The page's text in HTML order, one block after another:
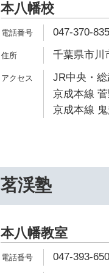
本八幡校
047-370-
千葉県市川
JR中央・
京成本線
京成本線
茗渓塾
本八幡教室
047-393-